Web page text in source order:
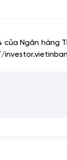
Ngân